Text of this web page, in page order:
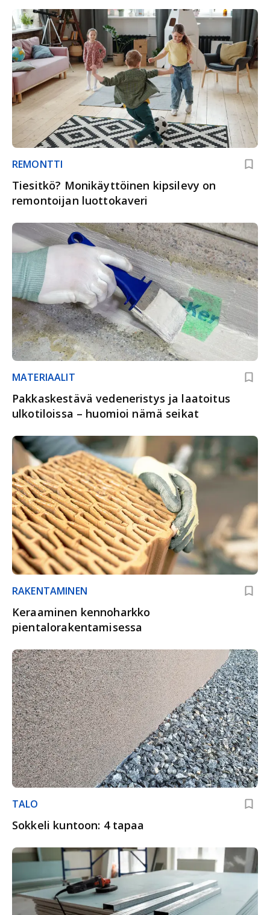
REMONTTI
Tiesitkö? Monikäyttöinen kipsilevy on
remontoijan luottokaveri
MATERIAALIT
Pakkaskestävä vedeneristys ja laatoitus
ulkotiloissa – huomioi nämä seikat
RAKENTAMINEN
Keraaminen kennoharkko
pientalorakentamisessa
TALO
Sokkeli kuntoon: 4 tapaa